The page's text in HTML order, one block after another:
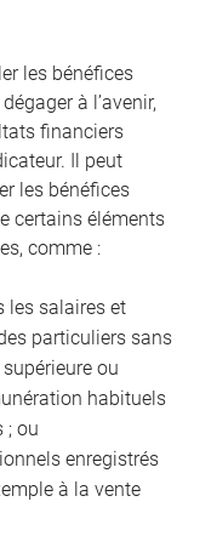
les bénéfices
à l’avenir,
financiers
Il peut
les bénéfices
certains éléments
comme :
les salaires et
particuliers sans
ou
habituels
; ou
enregistrés
à la vente